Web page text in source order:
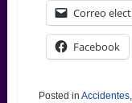
Correo
Facebook
Posted in Accidentes,